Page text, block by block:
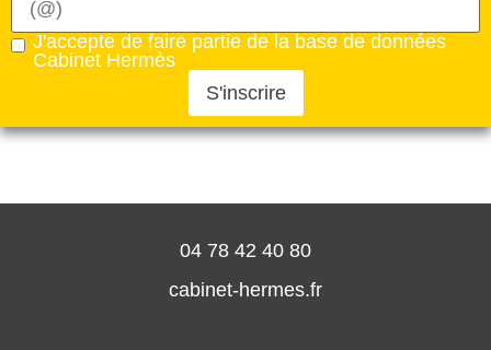
J'accepte de faire partie de la base de données
Cabinet Hermès
S'inscrire
04 78 42 40 80
cabinet-hermes.fr